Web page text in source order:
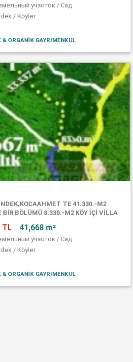
участок / Сад
/ Köyler
& ORGANIK GAYRIMENKUL
TE 41.330.-M2
BIR BÖLÜMÜ 8.330.-M2 KÖY IÇI VILLA
TL 41,668 m²
участок / Сад
/ Köyler
& ORGANIK GAYRIMENKUL